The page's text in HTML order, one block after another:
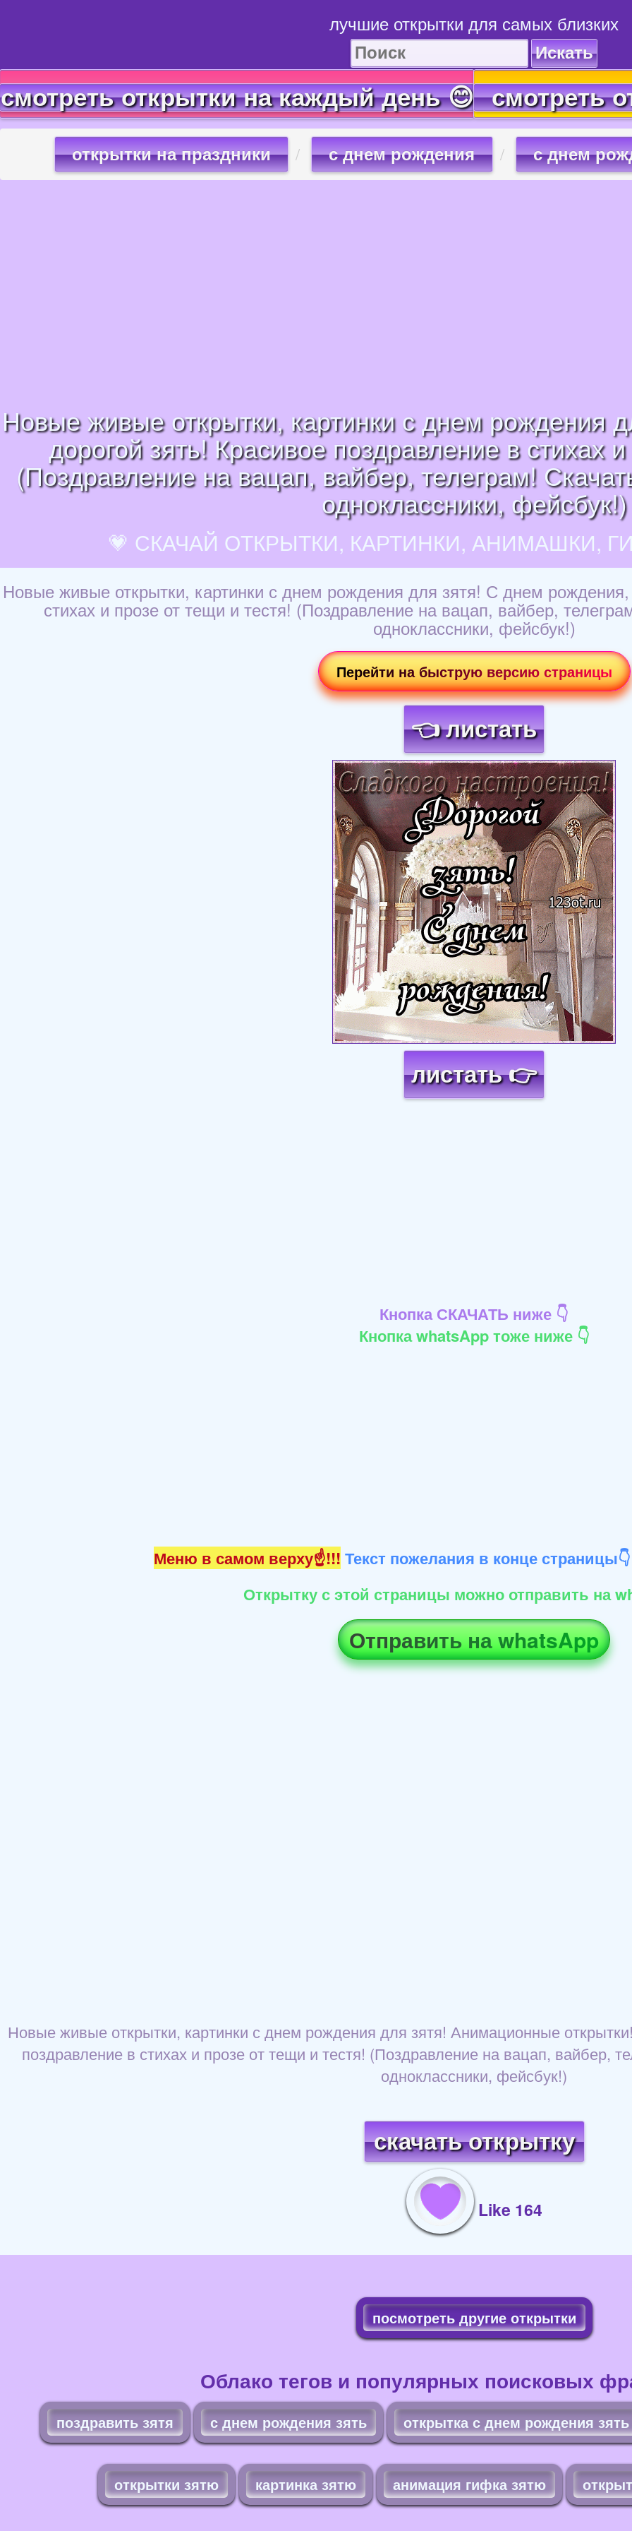
лучшие открытки для самых близких
Искать
смотреть открытки на каждый день 😊 смотреть
открытки на праздники с днем рождения с днем
Новые живые открытки, картинки с днем рождения
дорогой зять! Красивое поздравление в стихах
(Поздравление на вацап, вайбер, телеграм!
одноклассники, фейсбук!)
💗 СКАЧАЙ ОТКРЫТКИ, КАРТИНКИ, АНИМАШКИ,
Новые живые открытки, картинки с днем рождения для зятя! С днем рождения,
стихах и прозе от тещи и тестя! (Поздравление на вацап, вайбер,
одноклассники, фейсбук!)
Перейти на быструю версию страницы
👈 листать
Загрузка картинки...
листать 👉
Кнопка СКАЧАТЬ ниже 👇
Кнопка whatsApp тоже ниже 👇
Меню в самом верху☝!!! Текст пожелания в конце
Открытку с этой страницы можно отправить на
Отправить на whatsApp
Новые живые открытки, картинки с днем рождения для зятя! Анимационные
поздравление в стихах и прозе от тещи и тестя! (Поздравление на вацап, вайбер,
одноклассники, фейсбук!)
скачать открытку
Like 164
посмотреть другие открытки
Облако тегов и популярных поисковых
поздравить зятя с днем рождения зять открытка с днем рождения зять
открытки зятю картинка зятю анимация гифка зятю